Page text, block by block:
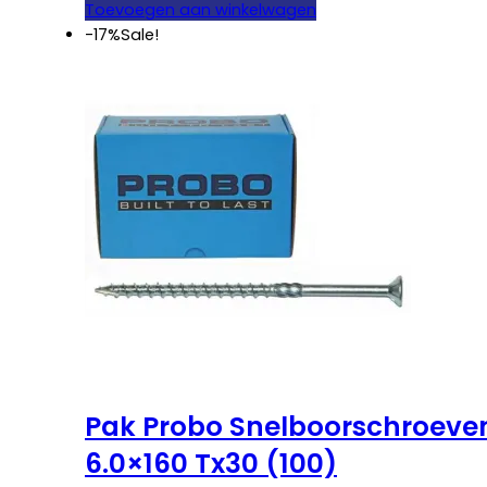
was:
€ 15,95.
is:
Toevoegen aan winkelwagen
-17%Sale!
Pak Probo
6.0×160 Tx30 (100)